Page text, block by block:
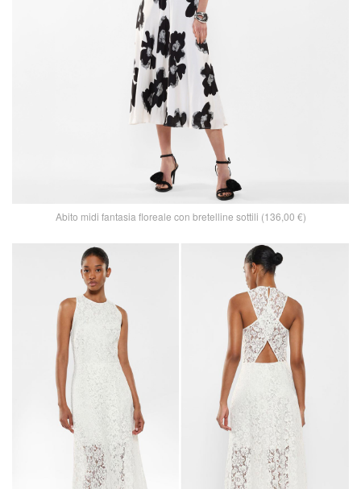
Abito midi fantasia floreale con bretelline sottili (136,00 €)